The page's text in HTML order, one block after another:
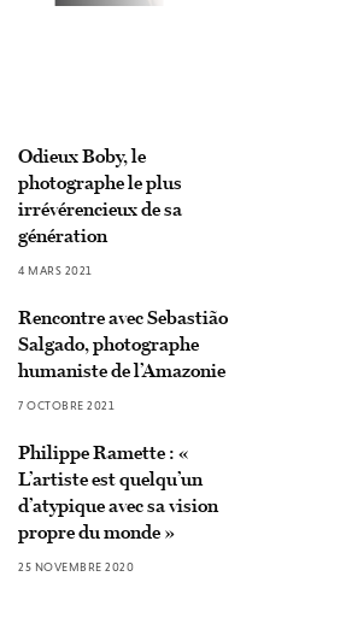
Odieux Boby, le
photographe le plus
irrévérencieux de sa
génération
4 MARS 2021
Rencontre avec Sebastião
Salgado, photographe
humaniste de l’Amazonie
7 OCTOBRE 2021
Philippe Ramette : «
L’artiste est quelqu’un
d’atypique avec sa vision
propre du monde »
25 NOVEMBRE 2020